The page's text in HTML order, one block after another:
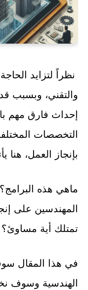
نظراً لتزايد
والتقني، وبسبب
إحداث فارق مهم
التخصصات
بإنجاز العمل، هنا
ماهي هذه
المهندسين على
تمتلك أية مساوئ؟
في هذا المقال
الهندسية وسوف